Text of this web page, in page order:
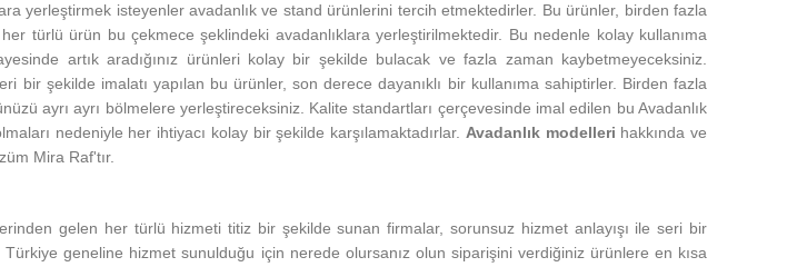
yerleştirmek isteyenler avadanlık ve stand ürünlerini tercih etmektedirler. Bu ürünler, birden fazla
türlü ürün bu çekmece şeklindeki avadanlıklara yerleştirilmektedir. Bu nedenle kolay kullanıma
artık aradığınız ürünleri kolay bir şekilde bulacak ve fazla zaman kaybetmeyeceksiniz.
bir şekilde imalatı yapılan bu ürünler, son derece dayanıklı bir kullanıma sahiptirler. Birden fazla
ayrı ayrı bölmelere yerleştireceksiniz. Kalite standartları çerçevesinde imal edilen bu Avadanlık
nedeniyle her ihtiyacı kolay bir şekilde karşılamaktadırlar. Avadanlık modelleri hakkında ve
Mira Raf'tır.
gelen her türlü hizmeti titiz bir şekilde sunan firmalar, sorunsuz hizmet anlayışı ile seri bir
geneline hizmet sunulduğu için nerede olursanız olun siparişini verdiğiniz ürünlere en kısa